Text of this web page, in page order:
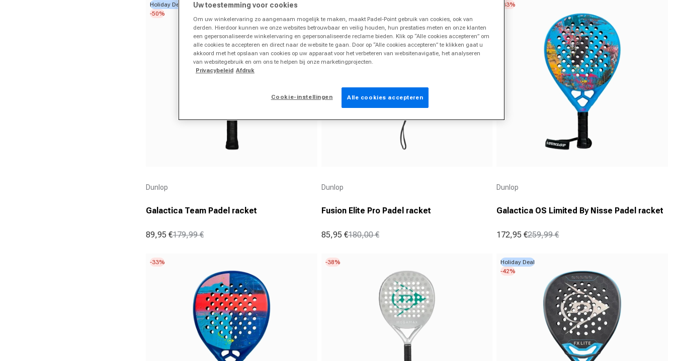
Holiday Deal
-50%
Dunlop
Galactica Team Padel racket
Aanbiedingsprijs
89,95 €
Normale prijs
179,99 €
Dunlop
Fusion Elite Pro Padel racket
Aanbiedingsprijs
85,95 €
Normale prijs
180,00 €
-33%
Dunlop
Galactica OS Limited By Nisse Padel racket
Aanbiedingsprijs
172,95 €
Normale prijs
259,99 €
-33% -38%
Holiday Deal
-42%
Uw toestemming voor cookies
Om uw winkelervaring zo aangenaam mogelijk te maken, maakt Padel-Point gebruik van cookies, ook van
derden. Hierdoor kunnen we onze websites betrouwbaar en veilig houden, hun prestaties meten en onze klanten
een gepersonaliseerde winkelervaring en gepersonaliseerde reclame bieden. Klik op “Alle cookies accepteren” om
alle cookies te accepteren en direct naar de website te gaan. Door op “Alle cookies accepteren” te klikken gaat u
akkoord met het opslaan van cookies op uw apparaat voor het verbeteren van websitenavigatie, het analyseren
van websitegebruik en om ons te helpen bij onze marketingprojecten.
Privacybeleid Afdruk
Cookie-instellingen Alle cookies accepteren